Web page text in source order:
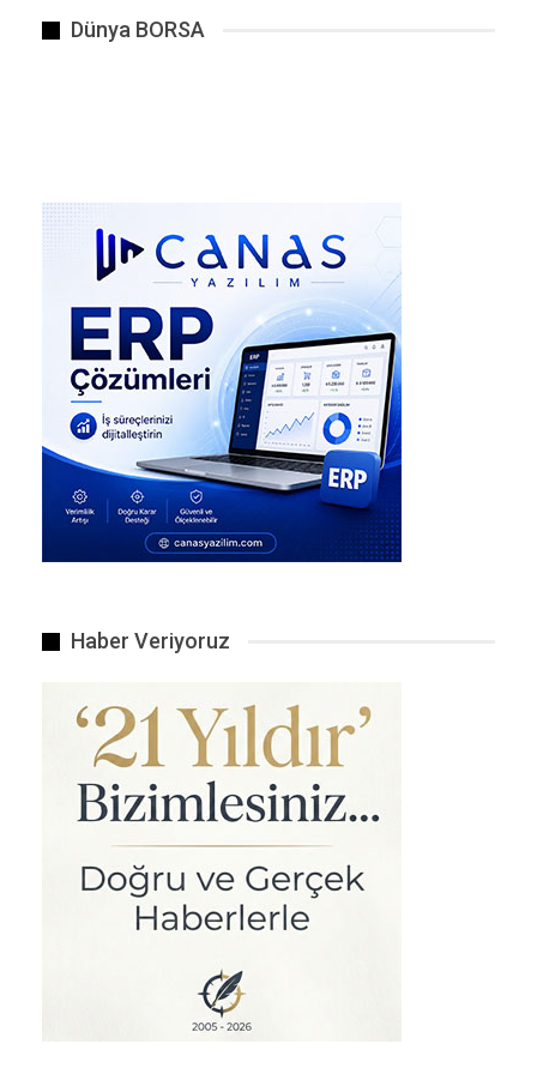
Tarım:
ilçelerindeki tarım alanları zarar gördü.
Hortumun Vurduğu Noktalar:
Oğuzeli ilçesi en çok etkilenen yerlerin başında
geldi. Burada oluşan hortum, araçları
metrelerce savurdu, kamyonları devirdi.
Hortuma kapılan bir aracın sürücüsü yaralandı .
Bazı anlarda vatandaşların havaya savrulduğu
anlar yaşandı .
Can Kaybı ve Yaralılar:
Nisan’da Şahinbey ilçesinde sel sularına kapılan
Oğlakçı’nın cansız bedenine ulaşıldı .
Yaralılar: 3 Mayıs’taki süper hücrede ise 23 kişi
yaralandı. Vali Çeber, yaralılardan birinin
belirtti .
📰 Olaylara Anında Müdahale
Yaşanan yoğun felaketin ardından Gaziantep
Valiliği ve belediye ekipleri anında harekete
Dünya BORSA
Haber Veriyoruz